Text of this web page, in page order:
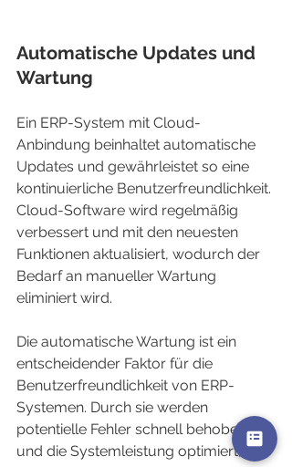
Automatische Updates und
Wartung
Ein ERP-System mit Cloud-
Anbindung beinhaltet automatische
Updates und gewährleistet so eine
kontinuierliche Benutzerfreundlichkeit.
Cloud-Software wird regelmäßig
verbessert und mit den neuesten
Funktionen aktualisiert, wodurch der
Bedarf an manueller Wartung
eliminiert wird.
Die automatische Wartung ist ein
entscheidender Faktor für die
Benutzerfreundlichkeit von ERP-
Systemen. Durch sie werden
potentielle Fehler schnell behoben
und die Systemleistung optimiert,